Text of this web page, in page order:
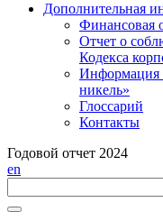
Дополнительная
Финансовая
Отчет о
Кодекса
Информация
никель»
Глоссарий
Контакты
Годовой отчет 2024
en